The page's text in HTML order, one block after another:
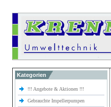
Kategorien
!!! Angebote & Aktionen !!!
Gebrauchte Impellerpumpen